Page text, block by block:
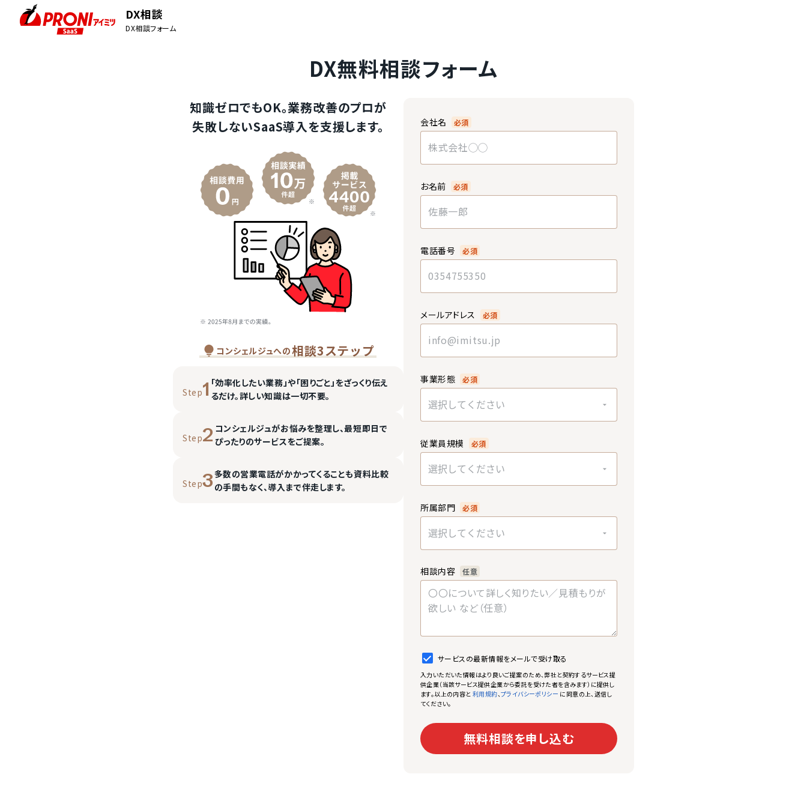
DX相談
DX相談フォーム
DX無料相談フォーム
知識ゼロでもOK。業務改善のプロが
失敗しないSaaS導入を支援します。
コンシェルジュへの相談3ステップ
Step1 「効率化したい業務」や「困りごと」をざっくり伝え
るだけ。詳しい知識は一切不要。
Step2 コンシェルジュがお悩みを整理し、最短即日で
ぴったりのサービスをご提案。
Step3多数の営業電話がかかってくることも資料比較
の手間もなく、導入まで伴走します。
会社名 必須
お名前 必須
電話番号 必須
メールアドレス 必須
事業形態 必須
選択してください
従業員規模 必須
選択してください
所属部門 必須
選択してください
相談内容 任意
サービスの最新情報をメールで受け取る
入力いただいた情報はより良いご提案のため、弊社と契約するサービス提
供企業（当該サービス提供企業から委託を受けた者を含みます）に提供し
ます。以上の内容と利用規約、プライバシーポリシー に同意の上、送信し
てください。
無料相談を申し込む